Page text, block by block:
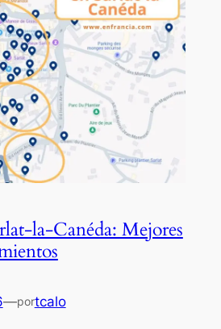
la-Canéda: Mejores
—portcalo